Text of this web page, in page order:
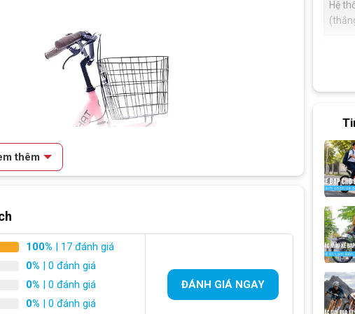
thêm
100% | 17 đánh giá
0% | 0 đánh giá
0% | 0 đánh giá
0% | 0 đánh giá
ĐÁNH GIÁ NGAY
Hệ
Đùi
Dĩa
Líp
Kích
Chiều